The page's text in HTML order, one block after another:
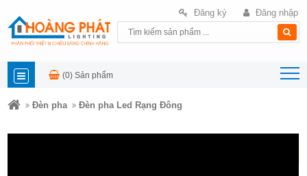
Đăng ký Đăng nhập
DANH
(0)Sản phẩm
Đèn pha Đèn pha Led Rạng Đông